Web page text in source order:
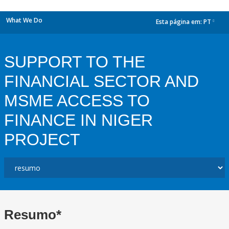
What We Do Esta página em: PT
SUPPORT TO THE
FINANCIAL SECTOR AND
MSME ACCESS TO
FINANCE IN NIGER
PROJECT
Resumo*